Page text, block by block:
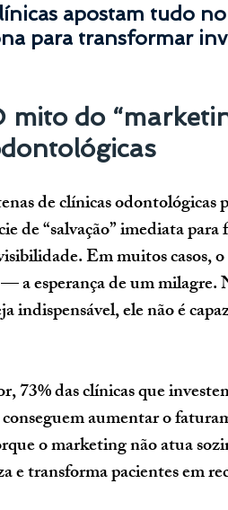
apostam tudo
para transformar
mito do
de clínicas odontológicas
de “salvação” imediata
Em muitos casos,
a esperança de um
indispensável, ele não é
73% das clínicas que
aumentar o
o marketing não atua
e transforma pacientes em